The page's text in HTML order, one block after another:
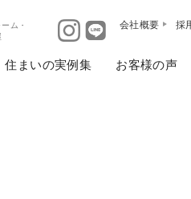
ム・
会社概要 採
住まいの実例集 お客様の声